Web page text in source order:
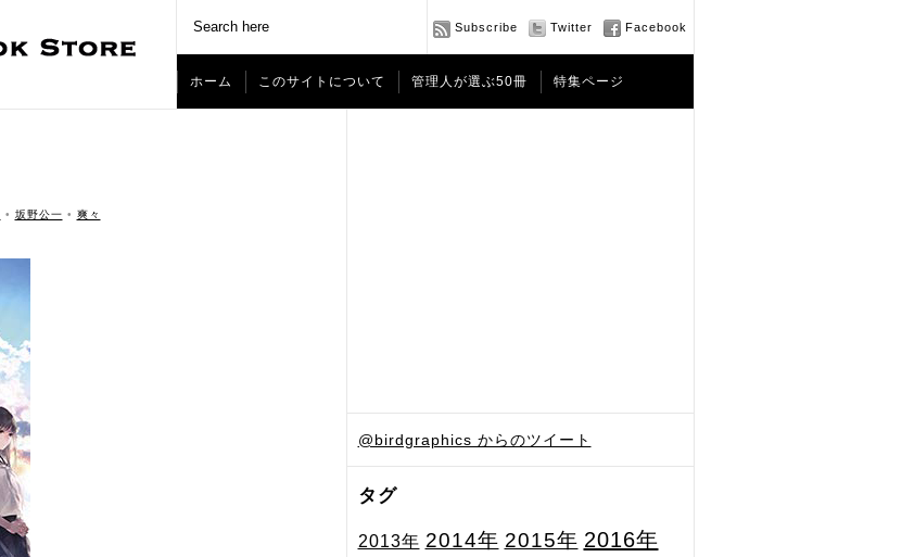
Subscribe Twitter Facebook
ホーム このサイトについて 管理人が選ぶ50冊 特集ページ
@birdgraphics からのツイート
タグ
2013年 2014年 2015年 2016年
• 坂野公一 • 爽々